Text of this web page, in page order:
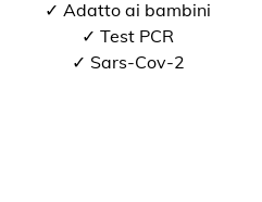
✓ Adatto ai bambini
✓ Test PCR
✓ Sars-Cov-2